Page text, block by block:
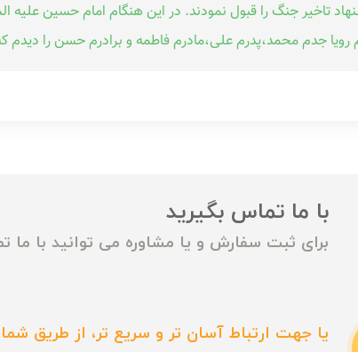
تاخیر جنگ را قبول نمودند. در این هنگام امام حسین
رویا جدم محمد،پدرم علی،مادرم فاطمه و برادرم حسن را
با ما تماس بگیرید
برای ثبت سفارش و یا مشاوره می توانید با ما
یا جهت ارتباط آسان تر و سریع تر، از طریق